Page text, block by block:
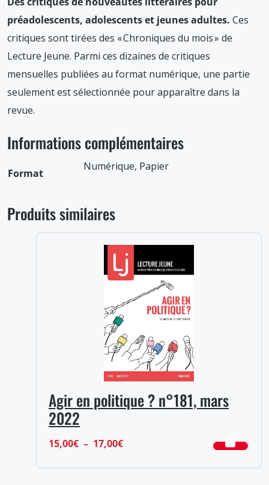
préadolescents, adolescents et jeunes adultes. Ces
critiques sont tirées des « Chroniques du mois » de
Lecture Jeune. Parmi ces dizaines de critiques
mensuelles publiées au format numérique, une partie
seulement est sélectionnée pour apparaître dans la
revue.
Informations complémentaires
Format
Numérique, Papier
Produits similaires
Agir en politique ? n°181, mars
2022
15,00€ – 17,00€Plage